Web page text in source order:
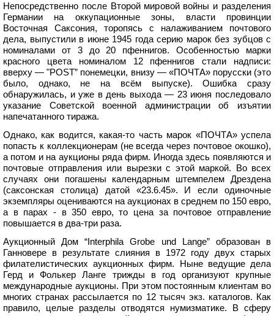
Непосредственно после Второй мировой войны и разделения
Германии на оккупационные зоны, власти провинции
Восточная Саксония, торопясь с налаживанием почтового
дела, выпустили в июне 1945 года серию марок без зубцов с
номиналами от 3 до 20 пфеннигов. Особенностью марки
красного цвета номиналом 12 пфеннигов стали надписи:
вверху — "POST” понемецки, внизу — «ПОЧТА» порусски (это
было, однако, не на всём выпуске). Ошибка сразу
обнаружилась, и уже в день выхода — 23 июня последовало
указание Советской военной администрации об изъятии
напечатанного тиража.
Однако, как водится, какая-то часть марок «ПОЧТА» успела
попасть к коллекционерам (не всегда через почтовое окошко),
а потом и на аукционы ряда фирм. Иногда здесь появляются и
почтовые отправления или вырезки с этой маркой. Во всех
случаях они погашены календарным штемпелем Дрездена
(саксонская столица) датой «23.6.45». И если одиночные
экземпляры оцениваются на аукционах в среднем по 150 евро,
а в парах - в 350 евро, то цена за почтовое отправление
повышается в два-три раза.
Аукционный Дом “Interphila Grobe und Lange” образован в
Ганновере в результате слияния в 1972 году двух старых
филателистических аукционных фирм. Ныне ведущие дела
Герд и Фолькер Ланге трижды в год организуют крупные
международные аукционы. При этом постоянным клиентам во
многих странах рассылается по 12 тысяч экз. каталогов. Как
правило, целые разделы отводятся нумизматике. В сферу